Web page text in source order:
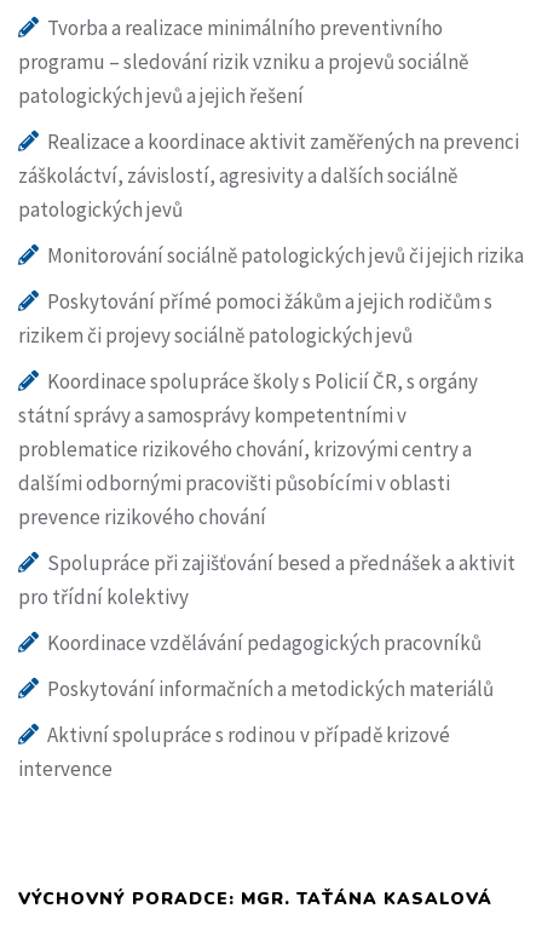
Tvorba a realizace minimálního preventivního
programu – sledování rizik vzniku a projevů sociálně
patologických jevů a jejich řešení
Realizace a koordinace aktivit zaměřených na prevenci
záškoláctví, závislostí, agresivity a dalších sociálně
patologických jevů
Monitorování sociálně patologických jevů či jejich rizika
Poskytování přímé pomoci žákům a jejich rodičům s
rizikem či projevy sociálně patologických jevů
Koordinace spolupráce školy s Policií ČR, s orgány
státní správy a samosprávy kompetentními v
problematice rizikového chování, krizovými centry a
dalšími odbornými pracovišti působícími v oblasti
prevence rizikového chování
Spolupráce při zajišťování besed a přednášek a aktivit
pro třídní kolektivy
Koordinace vzdělávání pedagogických pracovníků
Poskytování informačních a metodických materiálů
Aktivní spolupráce s rodinou v případě krizové
intervence
VÝCHOVNÝ PORADCE: MGR. TAŤÁNA KASALOVÁ